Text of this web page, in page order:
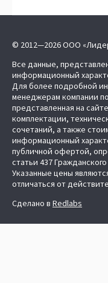
© 2012—2026 ООО
Все данные,
информационный
Для более подробной
менеджерам компании
представленная на
комплектации,
сочетаний, а также
информационный
публичной офертой,
статьи 437
Указанные цены
отличаться от
Сделано в Redlabs